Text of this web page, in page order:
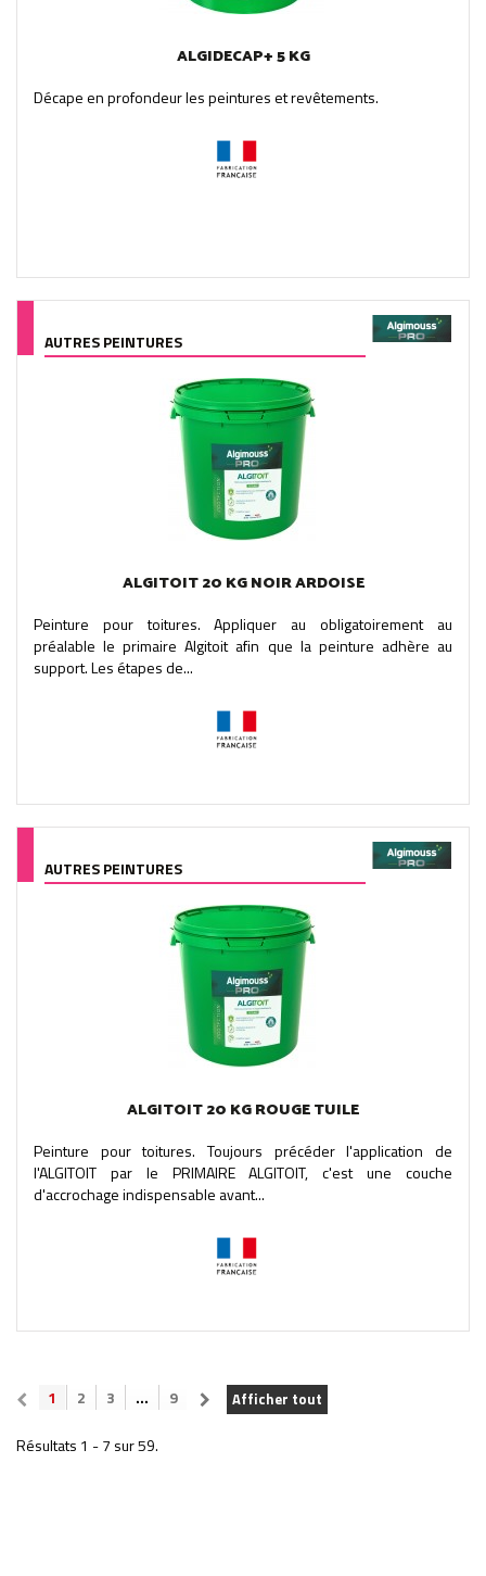
ALGIDECAP+ 5 KG
Décape en profondeur les peintures et revêtements.
AUTRES PEINTURES
ALGITOIT 20 KG NOIR ARDOISE
Peinture pour toitures. Appliquer au obligatoirement au
préalable le primaire Algitoit afin que la peinture adhère au
support. Les étapes de...
AUTRES PEINTURES
ALGITOIT 20 KG ROUGE TUILE
Peinture pour toitures. Toujours précéder l'application de
l'ALGITOIT par le PRIMAIRE ALGITOIT, c'est une couche
d'accrochage indispensable avant...
Afficher tout
1 2 3 ... 9
Résultats 1 - 7 sur 59.